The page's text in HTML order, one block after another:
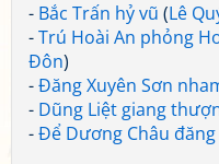
- Bắc Trấn hỷ vũ (Lê
-Trú Hoài An phỏng
Đôn)
-Đăng Xuyên Sơn
- Dũng Liệt giang
-Để Dương Châu